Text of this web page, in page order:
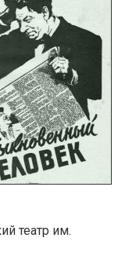
театр им.